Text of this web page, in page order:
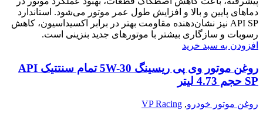
افزودن به سبد خرید
روغن موتور وی پی ریسینگ 5W-30 تمام سنتتیک API
SP حجم 4.73 لیتر
روغن موتور خودرو,
VP Racing